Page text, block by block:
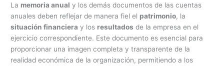
La memoria anual y los demás documentos de las cuentas
anuales deben reflejar de manera fiel el patrimonio, la
situación financiera y los resultados de la empresa en el
ejercicio correspondiente. Este documento es esencial para
proporcionar una imagen completa y transparente de la
realidad económica de la organización, permitiendo a los